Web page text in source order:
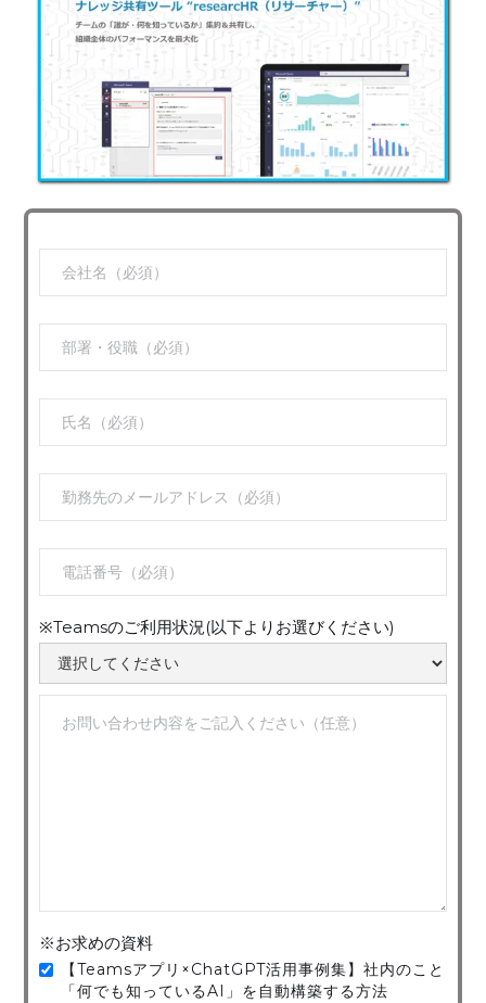
※Teamsのご利用状況(以下よりお選びください)
※お求めの資料
【Teamsアプリ×ChatGPT活用事例集】社内のこと
「何でも知っているAI」を自動構築する方法